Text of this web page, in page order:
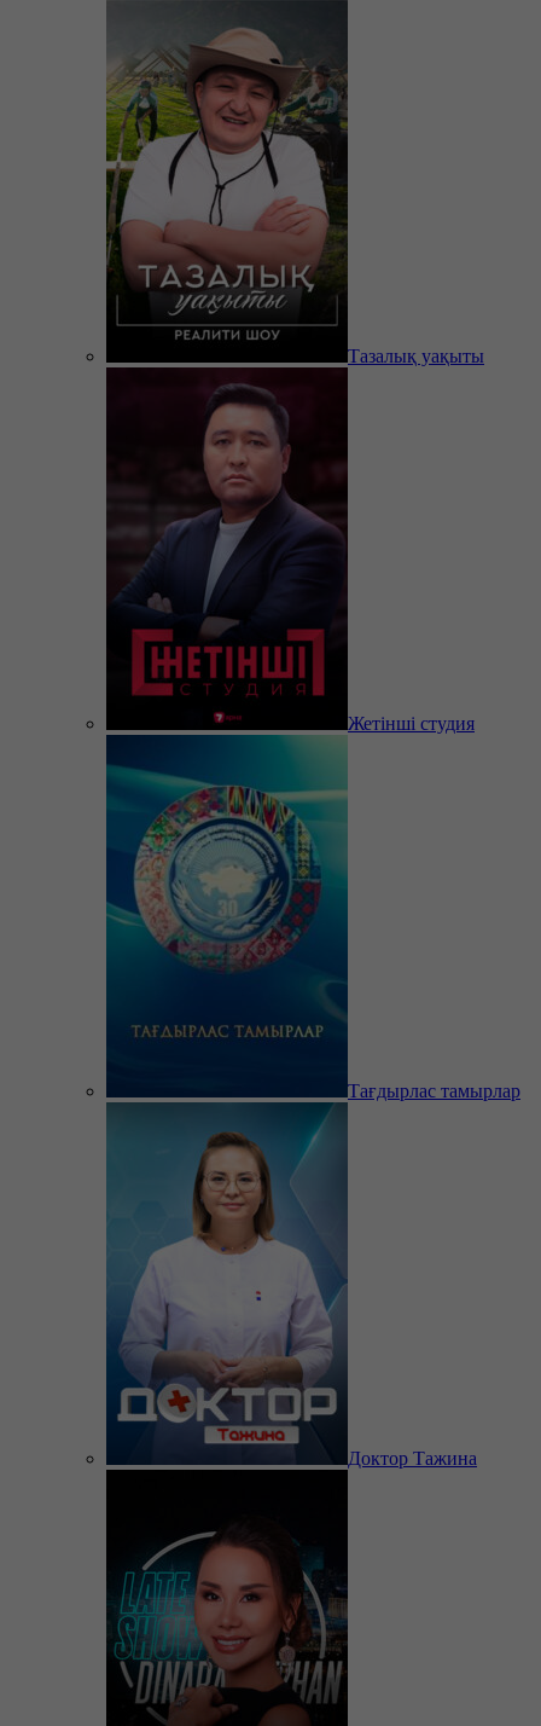
Тазалық уақыты
Жетінші студия
Тағдырлас тамырлар
Доктор Тажина